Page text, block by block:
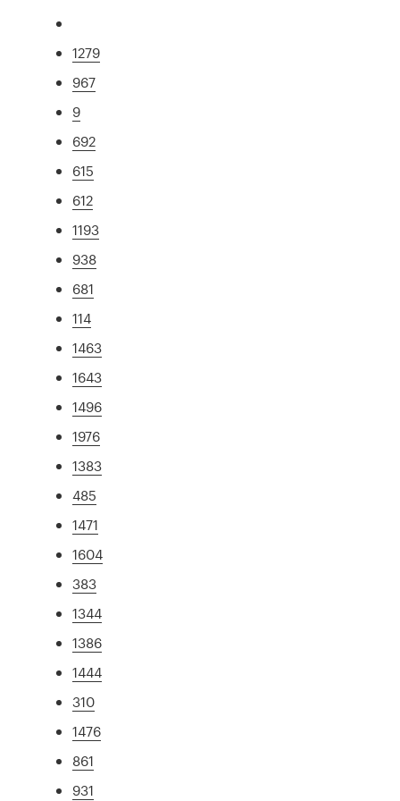
1279
967
9
692
615
612
1193
938
681
114
1463
1643
1496
1976
1383
485
1471
1604
383
1344
1386
1444
310
1476
861
931